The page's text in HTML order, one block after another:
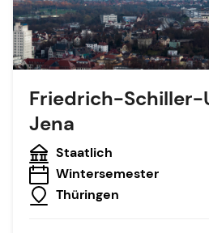
Friedrich-Schiller-
Jena
Staatlich
Wintersemester
Thüringen